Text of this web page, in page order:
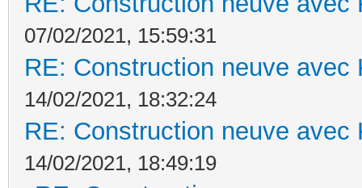
07/02/2021, 15:59:31
RE: Construction neuve avec
14/02/2021, 18:32:24
RE: Construction neuve avec
14/02/2021, 18:49:19